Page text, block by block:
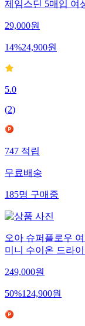
제임스딘 5매입 여
29,000원
14%24,900원
5.0
(2)
747적립
무료배송
185명구매중
오아 슈퍼플로우
미니 수이온 드라
249,000원
50%124,900원